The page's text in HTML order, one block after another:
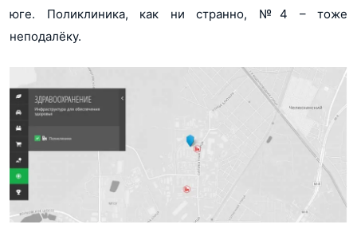
юге. Поликлиника, как ни странно, №4 – тоже
неподалёку.